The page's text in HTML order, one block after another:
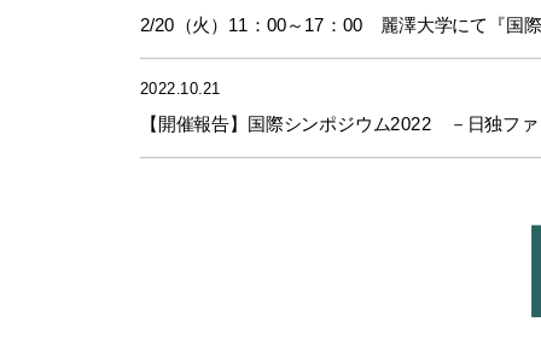
2/20（火）11：00～17：00 麗澤大学にて『国
2022.10.21
【開催報告】国際シンポジウム2022 －日独フ